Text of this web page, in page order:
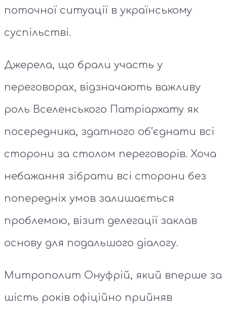
поточної ситуації в українському
суспільстві.
Джерела, що брали участь у
переговорах, відзначають важливу
роль Вселенського Патріархату як
посередника, здатного об’єднати всі
сторони за столом переговорів. Хоча
небажання зібрати всі сторони без
попередніх умов залишається
проблемою, візит делегації заклав
основу для подальшого діалогу.
Митрополит Онуфрій, який вперше за
шість років офіційно прийняв